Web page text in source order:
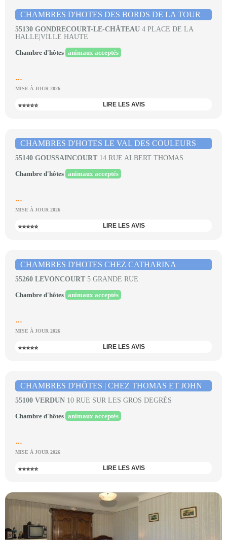
CHAMBRES D'HOTES DES BORDS DE LA TOUR
55130 GONDRECOURT-LE-CHÂTEAU 4 PLACE DE LA
HALLE|VILLE HAUTE
Chambre d'hôtes animaux acceptés
...
MISE À JOUR 2026
⭐⭐⭐⭐⭐ LIRE LES AVIS
CHAMBRES D'HOTES LE VAL DES COULEURS
55140 GOUSSAINCOURT 14 RUE ALBERT THOMAS
Chambre d'hôtes animaux acceptés
...
MISE À JOUR 2026
⭐⭐⭐⭐⭐ LIRE LES AVIS
CHAMBRES D'HOTES CHEZ CATHARINA
55260 LEVONCOURT 5 GRANDE RUE
Chambre d'hôtes animaux acceptés
...
MISE À JOUR 2026
⭐⭐⭐⭐⭐ LIRE LES AVIS
CHAMBRES D'HÔTES | CHEZ THOMAS ET JOHN
55100 VERDUN 10 RUE SUR LES GROS DEGRÈS
Chambre d'hôtes animaux acceptés
...
MISE À JOUR 2026
⭐⭐⭐⭐⭐ LIRE LES AVIS